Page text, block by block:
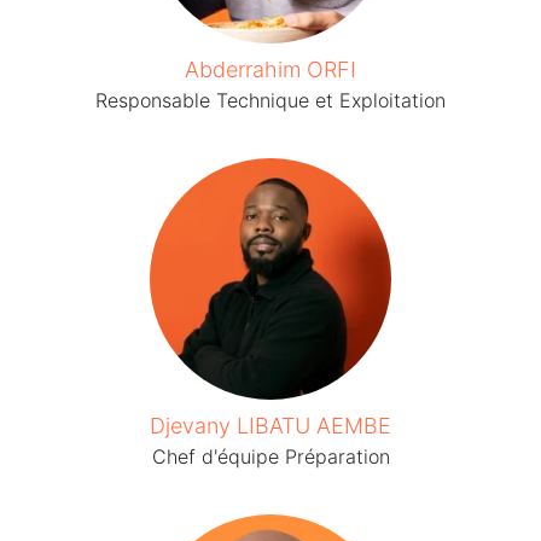
Abderrahim ORFI
Responsable Technique et Exploitation
Djevany LIBATU AEMBE
Chef d'équipe Préparation